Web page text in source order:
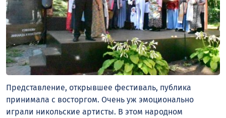
Представление, открывшее фестиваль, публика
принимала с восторгом. Очень уж эмоционально
играли никольские артисты. В этом народном